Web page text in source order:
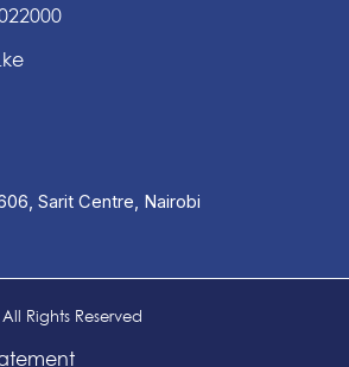
Sarit Centre, Nairobi
Rights Reserved